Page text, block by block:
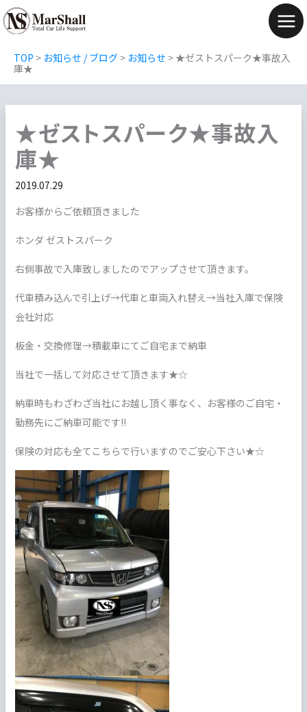
内
容
キ
ッ
TOP > お知らせ / ブログ > お知らせ > ★ゼストスパーク★事故入
庫★
★ゼストスパーク★事故入
庫★
2019.07.29
お客様からご依頼頂きました
ホンダ ゼストスパーク
右側事故で入庫致しましたのでアップさせて頂きます。
代車積み込んで引上げ→代車と車両入れ替え→当社入庫で保険
会社対応
板金・交換修理→積載車にてご自宅まで納車
当社で一括して対応させて頂きます★☆
納車時もわざわざ当社にお越し頂く事なく、お客様のご自宅・
勤務先にご納車可能です!!
保険の対応も全てこちらで行いますのでご安心下さい★☆